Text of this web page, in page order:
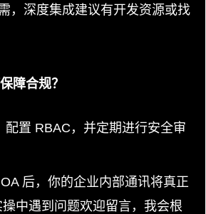
，深度集成建议有开发资源或找
障合规？
配置 RBAC，并定期进行安全审
后，你的企业内部通讯将真正
中遇到问题欢迎留言，我会根